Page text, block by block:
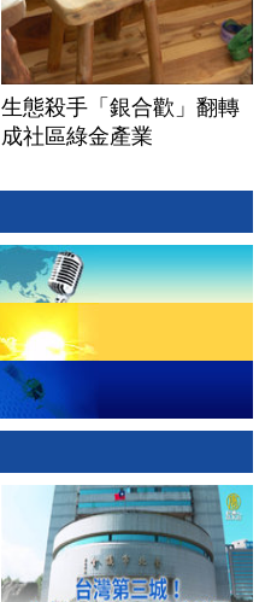
生態殺手「銀合歡」翻轉
成社區綠金產業